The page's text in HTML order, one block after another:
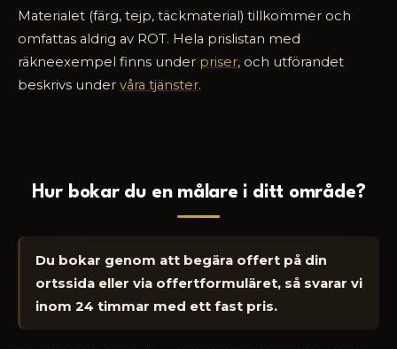
Materialet (färg, tejp, täckmaterial) tillkommer och
omfattas aldrig av ROT. Hela prislistan med
räkneexempel finns under priser, och utförandet
beskrivs under våra tjänster.
Hur bokar du en målare i ditt område?
Du bokar genom att begära offert på din
ortssida eller via offertformuläret, så svarar vi
inom 24 timmar med ett fast pris.